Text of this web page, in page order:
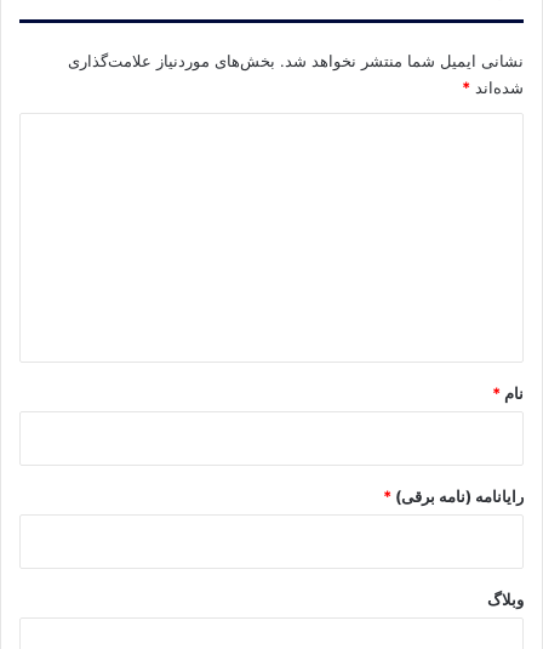
نشانی ایمیل شما منتشر نخواهد شد. بخش‌های موردنیاز علامت‌گذاری
شده‌اند *
نام *
رایانامه (نامه برقی) *
وبلاگ